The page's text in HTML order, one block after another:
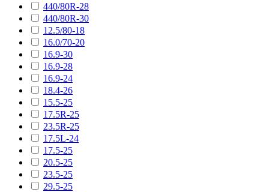
440/80R-28
440/80R-30
12.5/80-18
16.0/70-20
16.9-30
16.9-28
16.9-24
18.4-26
15.5-25
17.5R-25
23.5R-25
17.5L-24
17.5-25
20.5-25
23.5-25
29.5-25